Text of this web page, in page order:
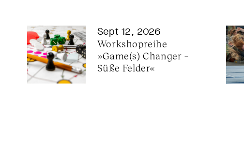
Sept 12, 2026
Workshopreihe
»Game(s) Changer –
Süße Felder«